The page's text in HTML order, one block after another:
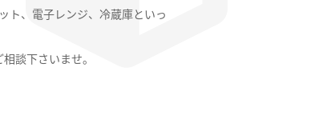
ト、電子レンジ、冷蔵庫といっ
談下さいませ。